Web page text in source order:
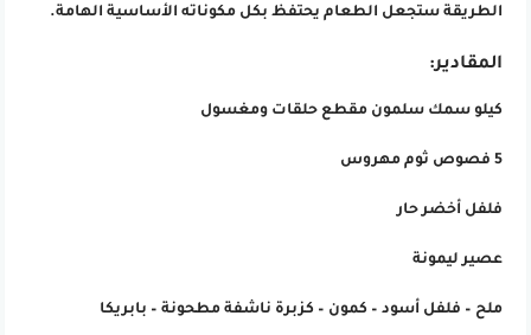
الطريقة ستجعل الطعام يحتفظ بكل مكوناته الأساسية الهامة.
المقادير:
كيلو سمك سلمون مقطع حلقات ومغسول
5 فصوص ثوم مهروس
فلفل أخضر حار
عصير ليمونة
ملح – فلفل أسود – كمون – كزبرة ناشفة مطحونة – بابريكا